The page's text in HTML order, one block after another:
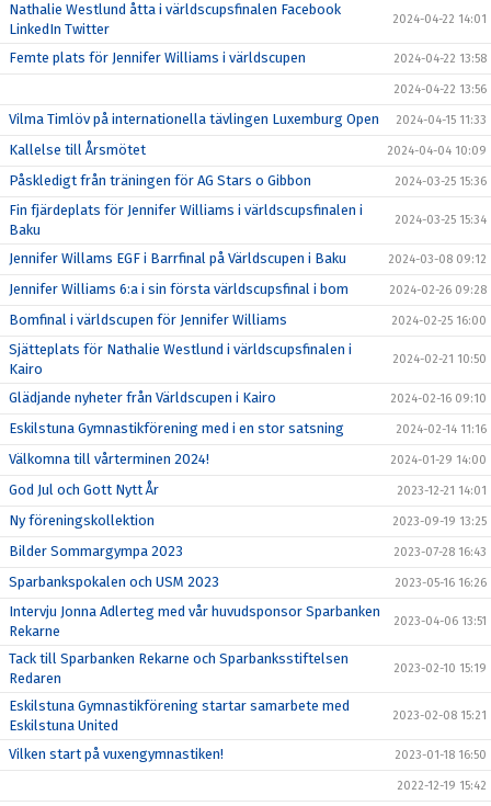
Nathalie Westlund åtta i världscupsfinalen Facebook
LinkedIn Twitter
2024-04-22 14:01
Femte plats för Jennifer Williams i världscupen 2024-04-22 13:58
2024-04-22 13:56
Vilma Timlöv på internationella tävlingen Luxemburg Open 2024-04-15 11:33
Kallelse till Årsmötet 2024-04-04 10:09
Påskledigt från träningen för AG Stars o Gibbon 2024-03-25 15:36
Fin fjärdeplats för Jennifer Williams i världscupsfinalen i
Baku
2024-03-25 15:34
Jennifer Willams EGF i Barrfinal på Världscupen i Baku 2024-03-08 09:12
Jennifer Williams 6:a i sin första världscupsfinal i bom 2024-02-26 09:28
Bomfinal i världscupen för Jennifer Williams 2024-02-25 16:00
Sjätteplats för Nathalie Westlund i världscupsfinalen i
Kairo
2024-02-21 10:50
Glädjande nyheter från Världscupen i Kairo 2024-02-16 09:10
Eskilstuna Gymnastikförening med i en stor satsning 2024-02-14 11:16
Välkomna till vårterminen 2024! 2024-01-29 14:00
God Jul och Gott Nytt År 2023-12-21 14:01
Ny föreningskollektion 2023-09-19 13:25
Bilder Sommargympa 2023 2023-07-28 16:43
Sparbankspokalen och USM 2023 2023-05-16 16:26
Intervju Jonna Adlerteg med vår huvudsponsor Sparbanken
Rekarne
2023-04-06 13:51
Tack till Sparbanken Rekarne och Sparbanksstiftelsen
Redaren
2023-02-10 15:19
Eskilstuna Gymnastikförening startar samarbete med
Eskilstuna United
2023-02-08 15:21
Vilken start på vuxengymnastiken! 2023-01-18 16:50
2022-12-19 15:42